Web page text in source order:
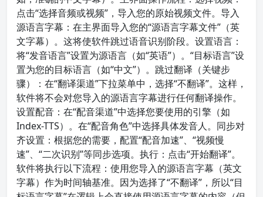
点击“选择音频或视频”，导入您的原始视频文件。导入
源语言字幕：在主界面导入您的“源语言字幕文件”（英
文字幕）。这将使软件跳过语音识别阶段。设置语言：
将“发音语言”设置为源语言（如“英语”）。“目标语言”设
置为您的目标语言（如“中文”）。跳过翻译（关键步
骤）：在“翻译渠道”下拉菜单中，选择“不翻译”。这样，
软件将不会对您导入的源语言字幕进行任何翻译操作。
设置配音：在“配音渠道”中选择您要使用的引擎（如
Index-TTS）。在“配音角色”中选择具体发音人。同步对
齐设置：根据您的需要，配置“配音加速”、“视频慢
速”、“二次识别”等同步选项。执行：点击“开始翻译”。
软件将执行以下流程：使用您导入的源语言字幕（英文
字幕）作为时间轴基准。因为选择了“不翻译”，所以“目